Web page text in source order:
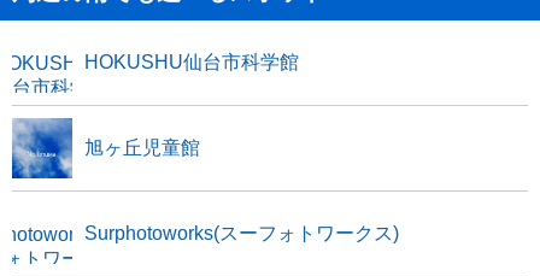
HOKUSHU仙台市科学館
旭ヶ丘児童館
Surphotoworks(スーフォトワークス)